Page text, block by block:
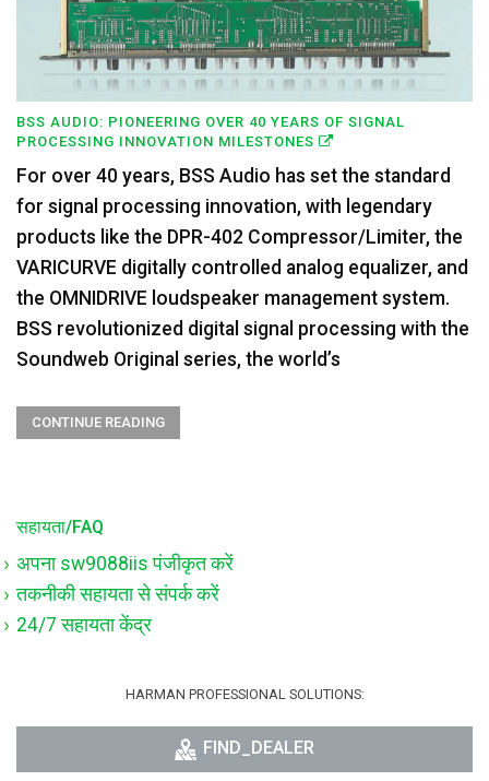
BSS AUDIO: PIONEERING OVER 40 YEARS OF SIGNAL
PROCESSING INNOVATION MILESTONES
For over 40 years, BSS Audio has set the standard
for signal processing innovation, with legendary
products like the DPR-402 Compressor/Limiter, the
VARICURVE digitally controlled analog equalizer, and
the OMNIDRIVE loudspeaker management system.
BSS revolutionized digital signal processing with the
Soundweb Original series, the world’s
CONTINUE READING
सहायता/FAQ
अपना sw9088iis पंजीकृत करें
तकनीकी सहायता से संपर्क करें
24/7 सहायता केंद्र
HARMAN PROFESSIONAL SOLUTIONS:
FIND_DEALER